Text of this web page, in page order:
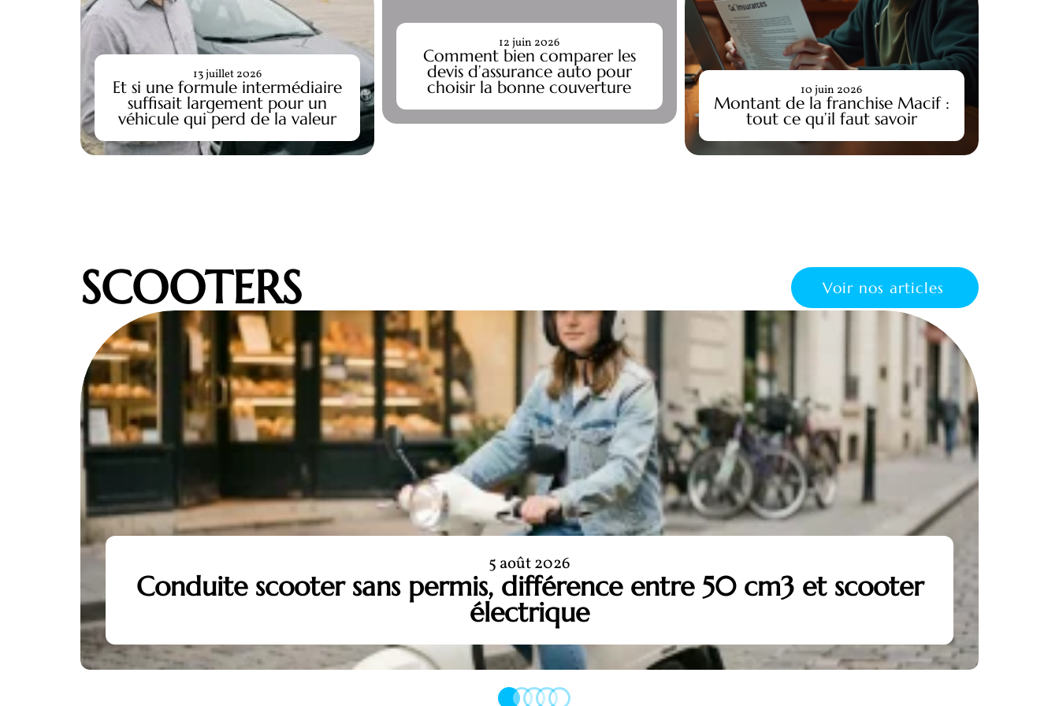
Et si une formule intermédiaire
suffisait largement pour un
véhicule qui perd de la valeur
13 juillet 2026
Comment bien comparer les
devis d’assurance auto pour
choisir la bonne couverture
12 juin 2026
Montant de la franchise Macif :
tout ce qu’il faut savoir
10 juin 2026
SCOOTERS Voir nos articles
Conduite scooter sans permis, différence entre 50 cm3 et scooter
électrique
5 août 2026